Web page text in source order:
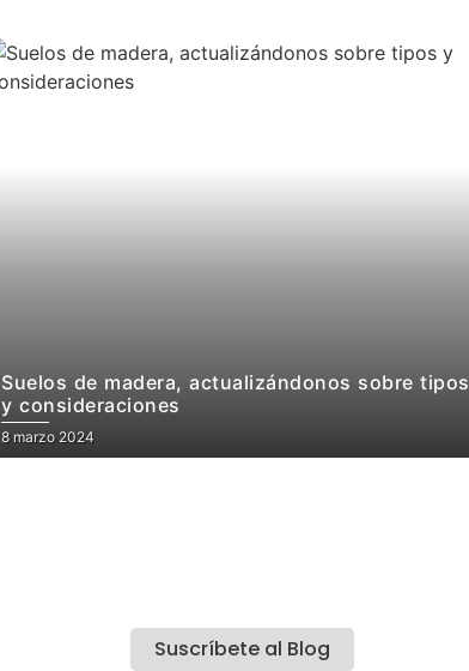
Suelos de madera, actualizándonos sobre tipos
y consideraciones
8 marzo 2024
Suscríbete al Blog